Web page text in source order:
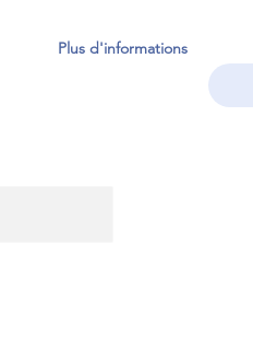
Plus d'informations